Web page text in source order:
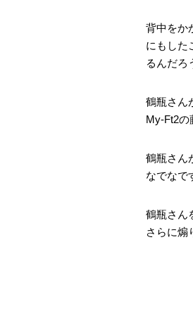
背中をか
にもした
るんだろ
鶴瓶さん
My-Ft2の
鶴瓶さん
なでなで
鶴瓶さん
さらに煽